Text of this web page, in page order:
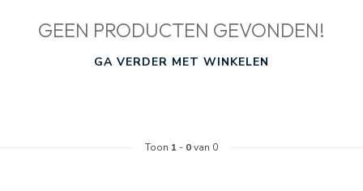
GEEN PRODUCTEN GEVONDEN!
GA VERDER MET WINKELEN
Toon 1 - 0van 0